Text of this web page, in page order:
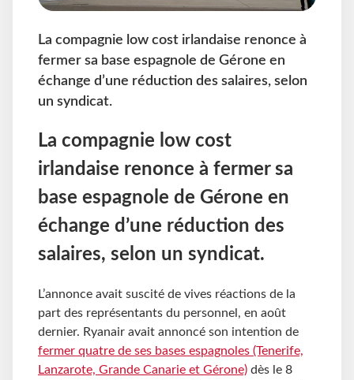
La compagnie low cost irlandaise renonce à
fermer sa base espagnole de Gérone en
échange d’une réduction des salaires, selon
un syndicat.
La compagnie low cost
irlandaise renonce à fermer sa
base espagnole de Gérone en
échange d’une réduction des
salaires, selon un syndicat.
L’annonce avait suscité de vives réactions de la
part des représentants du personnel, en août
dernier. Ryanair avait annoncé son intention de
fermer quatre de ses bases espagnoles (Tenerife,
Lanzarote, Grande Canarie et Gérone) dès le 8